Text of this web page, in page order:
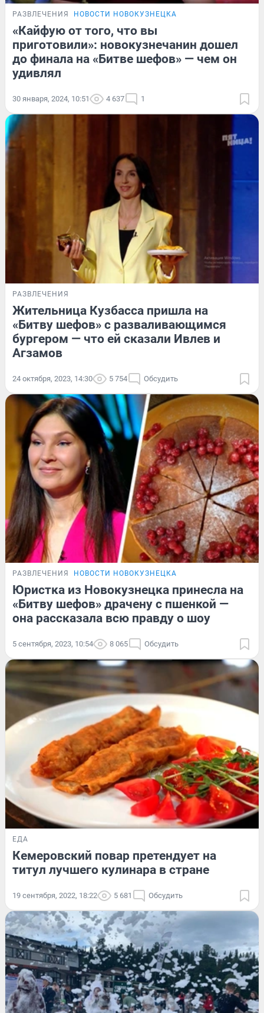
РАЗВЛЕЧЕНИЯ НОВОСТИ НОВОКУЗНЕЦКА
«Кайфую от того, что вы
приготовили»: новокузнечанин дошел
до финала на «Битве шефов» — чем он
удивлял
30 января, 2024, 10:51 4 637 1
РАЗВЛЕЧЕНИЯ
Жительница Кузбасса пришла на
«Битву шефов» с разваливающимся
бургером — что ей сказали Ивлев и
Агзамов
24 октября, 2023, 14:30 5 754 Обсудить
РАЗВЛЕЧЕНИЯ НОВОСТИ НОВОКУЗНЕЦКА
Юристка из Новокузнецка принесла на
«Битву шефов» драчену с пшенкой —
она рассказала всю правду о шоу
5 сентября, 2023, 10:54 8 065 Обсудить
ЕДА
Кемеровский повар претендует на
титул лучшего кулинара в стране
19 сентября, 2022, 18:22 5 681 Обсудить